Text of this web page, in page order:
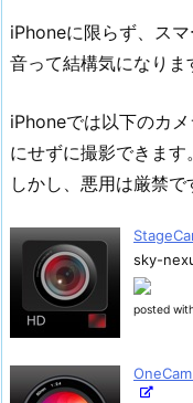
iPhoneに限らず、ス
音って結構気になりま
iPhoneでは以下のカ
にせずに撮影できます。
しかし、悪用は厳禁で
sky-
posted